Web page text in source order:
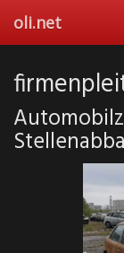
main
oli.net